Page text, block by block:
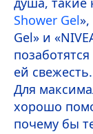
Shower Gel»,
Gel» и «
ей свежесть.
Для
хорошо
почему бы